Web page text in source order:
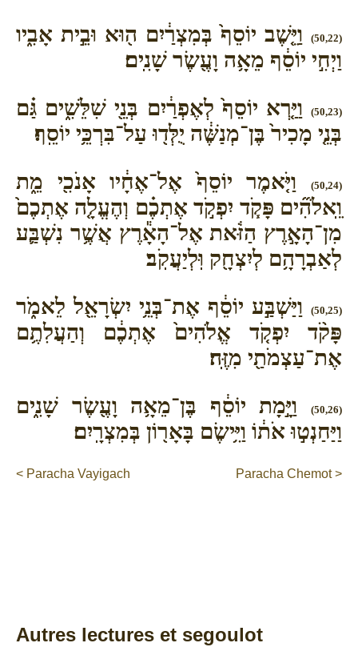
(50,22)
וַיֵּ֤שֶׁב יוֹסֵף֙ בְּמִצְרַ֔יִם ה֖וּא וּבֵ֣ית אָבִ֑יו
וַיְחִ֣י יוֹסֵ֔ף מֵאָ֥ה וָעֶ֖שֶׂר שָׁנִֽים׃
(50,23)
וַיַּ֤רְא יוֹסֵף֙ לְאֶפְרַ֔יִם בְּנֵ֖י שִׁלֵּשִׁ֑ים גַּ֗ם
בְּנֵ֤י מָכִיר֙ בֶּן־מְנַשֶּׁ֔ה יֻלְּד֖וּ עַל־בִּרְכֵּ֥י יוֹסֵֽף׃
(50,24)
וַיֹּ֤אמֶר יוֹסֵף֙ אֶל־אֶחָ֔יו אָנֹכִ֖י מֵ֑ת
וֵֽאלֹהִ֞ים פָּקֹ֧ד יִפְקֹ֣ד אֶתְכֶ֗ם וְהֶעֱלָ֤ה אֶתְכֶם֙
מִן־הָאָ֣רֶץ הַזֹּ֔את אֶל־הָאָ֕רֶץ אֲשֶׁ֥ר נִשְׁבַּ֛ע
לְאַבְרָהָ֥ם לְיִצְחָ֖ק וּֽלְיַעֲקֹֽב׃
(50,25)
וַיַּשְׁבַּ֣ע יוֹסֵ֔ף אֶת־בְּנֵ֥י יִשְׂרָאֵ֖ל לֵאמֹ֑ר
פָּקֹ֨ד יִפְקֹ֤ד אֱלֹהִים֙ אֶתְכֶ֔ם וְהַעֲלִתֶ֥ם
אֶת־עַצְמֹתַ֖י מִזֶּֽה׃
(50,26)
וַיָּ֣מָת יוֹסֵ֔ף בֶּן־מֵאָ֥ה וָעֶ֖שֶׂר שָׁנִ֑ים
וַיַּחַנְט֣וּ אֹת֔וֹ וַיִּ֥ישֶׂם בָּאָר֖וֹן בְּמִצְרָֽיִם׃
< Paracha Vayigach Paracha Chemot >
Autres lectures et segoulot